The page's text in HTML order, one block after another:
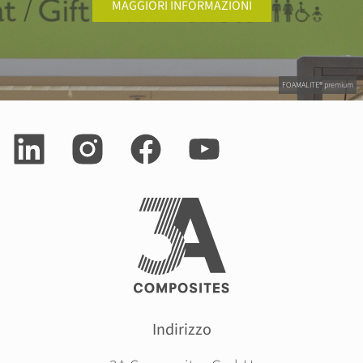
FOAMALITE® premium
MAGGIORI INFORMAZIONI
Indirizzo